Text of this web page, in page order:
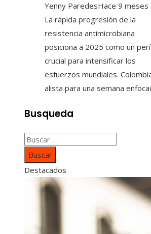
Yenny ParedesHace 9 meses
La rápida progresión de la
resistencia antimicrobiana
posiciona a 2025 como un
crucial para intensificar los
esfuerzos mundiales.
alista para una semana
Busqueda
Buscar:
Destacados